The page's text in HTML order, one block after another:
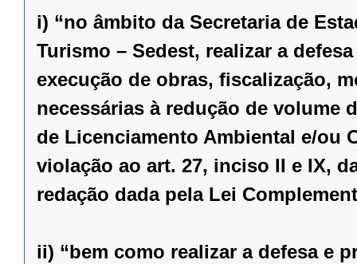
i) “no âmbito da Secretaria de
Turismo – Sedest, realizar a
execução de obras, fiscalização,
necessárias à redução de volume
de Licenciamento Ambiental e/ou
violação ao art. 27, inciso II e IX,
redação dada pela Lei
ii) “bem como realizar a defesa e